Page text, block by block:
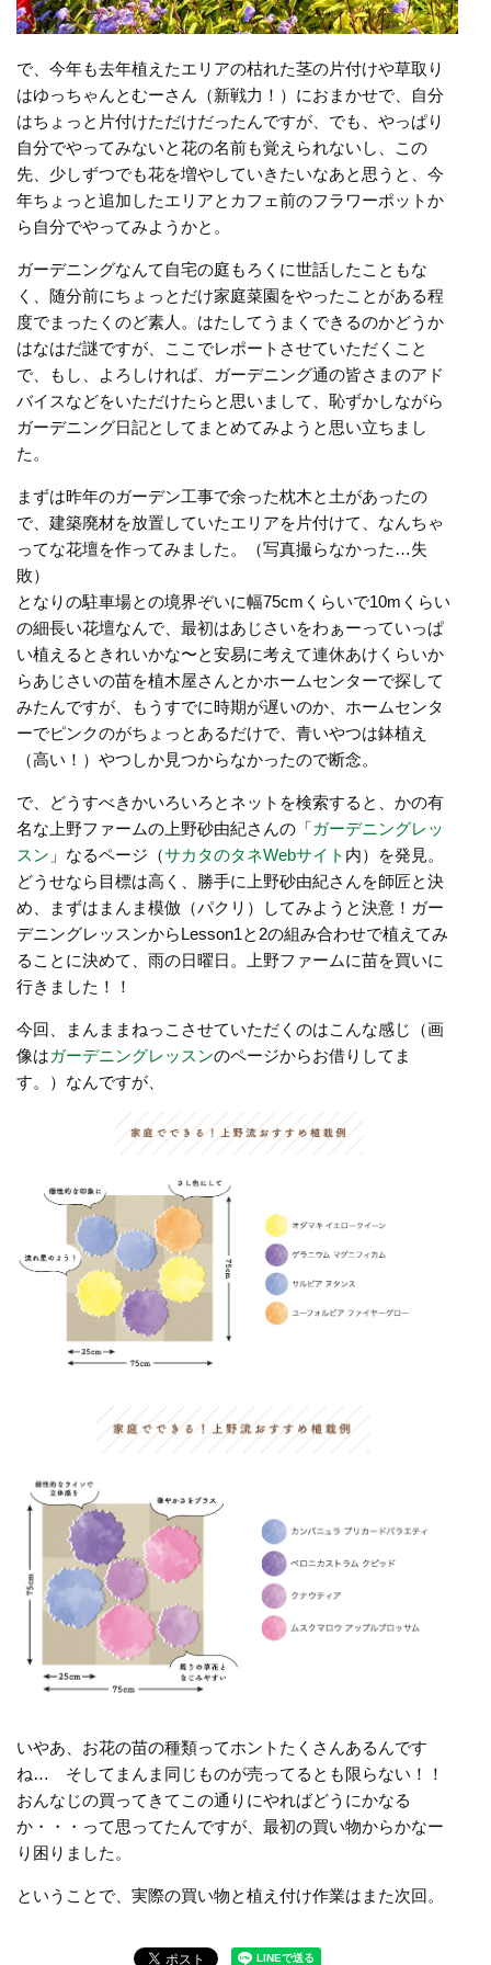
で、今年も去年植えたエリアの枯れた茎の片付けや草取り
はゆっちゃんとむーさん（新戦力！）におまかせで、自分
はちょっと片付けただけだったんですが、でも、やっぱり
自分でやってみないと花の名前も覚えられないし、この
先、少しずつでも花を増やしていきたいなあと思うと、今
年ちょっと追加したエリアとカフェ前のフラワーポットか
ら自分でやってみようかと。
ガーデニングなんて自宅の庭もろくに世話したこともな
く、随分前にちょっとだけ家庭菜園をやったことがある程
度でまったくのど素人。はたしてうまくできるのかどうか
はなはだ謎ですが、ここでレポートさせていただくこと
で、もし、よろしければ、ガーデニング通の皆さまのアド
バイスなどをいただけたらと思いまして、恥ずかしながら
ガーデニング日記としてまとめてみようと思い立ちまし
た。
まずは昨年のガーデン工事で余った枕木と土があったの
で、建築廃材を放置していたエリアを片付けて、なんちゃ
ってな花壇を作ってみました。（写真撮らなかった…失
敗）
となりの駐車場との境界ぞいに幅75cmくらいで10mくらい
の細長い花壇なんで、最初はあじさいをわぁーっていっぱ
い植えるときれいかな〜と安易に考えて連休あけくらいか
らあじさいの苗を植木屋さんとかホームセンターで探して
みたんですが、もうすでに時期が遅いのか、ホームセンタ
ーでピンクのがちょっとあるだけで、青いやつは鉢植え
（高い！）やつしか見つからなかったので断念。
で、どうすべきかいろいろとネットを検索すると、かの有
名な上野ファームの上野砂由紀さんの「ガーデニングレッ
スン 」なるページ（サカタのタネWebサイト 内）を発見。
どうせなら目標は高く、勝手に上野砂由紀さんを師匠と決
め、まずはまんま模倣（パクリ）してみようと決意！ガー
デニングレッスンからLesson1と2の組み合わせで植えてみ
ることに決めて、雨の日曜日。上野ファームに苗を買いに
行きました！！
今回、まんままねっこさせていただくのはこんな感じ（画
像はガーデニングレッスンのページからお借りしてま
す。）なんですが、
いやあ、お花の苗の種類ってホントたくさんあるんです
ね… そしてまんま同じものが売ってるとも限らない！！
おんなじの買ってきてこの通りにやればどうにかなる
か・・・って思ってたんですが、最初の買い物からかなー
り困りました。
ということで、実際の買い物と植え付け作業はまた次回。